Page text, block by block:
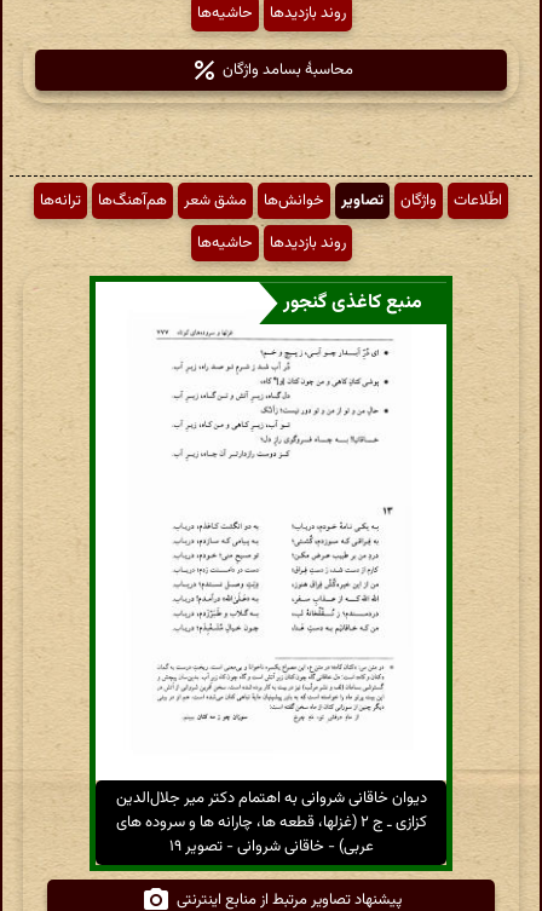
روند بازدیدها
حاشیه‌ها
محاسبهٔ بسامد واژگان
اطّلاعات واژگان تصاویر خوانش‌ها مشق شعر هم‌آهنگ‌ها
ترانه‌ها
روند بازدیدها
حاشیه‌ها
منبع کاغذی گنجور
دیوان خاقانی شروانی به اهتمام دکتر میر جلال‌الدین
کزازی ـ ج ۲ (غزلها، قطعه ها، چارانه ها و سروده های
عربی) - خاقانی شروانی - تصویر ۱۹
پیشنهاد تصاویر مرتبط از منابع اینترنتی